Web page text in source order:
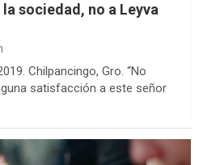
sociedad, no a Leyva
Chilpancingo, Gro. “No
satisfacción a este señor